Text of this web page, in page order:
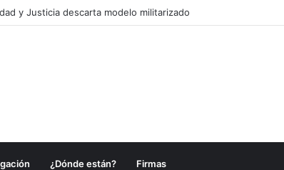
y Justicia descarta modelo militarizado
¿Dónde están? Firmas